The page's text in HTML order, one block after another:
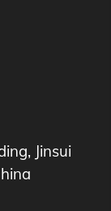
Jinsui